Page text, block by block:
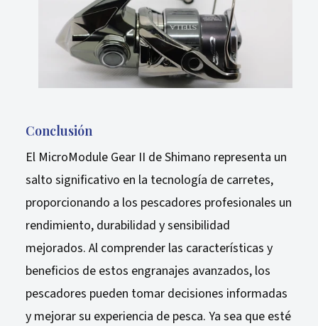
Conclusión
El MicroModule Gear II de Shimano representa un
salto significativo en la tecnología de carretes,
proporcionando a los pescadores profesionales un
rendimiento, durabilidad y sensibilidad
mejorados. Al comprender las características y
beneficios de estos engranajes avanzados, los
pescadores pueden tomar decisiones informadas
y mejorar su experiencia de pesca. Ya sea que esté